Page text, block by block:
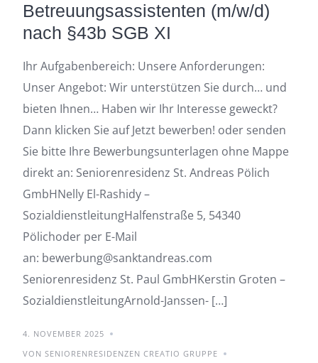
Betreuungsassistenten (m/w/d)
nach §43b SGB XI
Ihr Aufgabenbereich: Unsere Anforderungen:
Unser Angebot: Wir unterstützen Sie durch… und
bieten Ihnen… Haben wir Ihr Interesse geweckt?
Dann klicken Sie auf Jetzt bewerben! oder senden
Sie bitte Ihre Bewerbungsunterlagen ohne Mappe
direkt an: Seniorenresidenz St. Andreas Pölich
GmbHNelly El-Rashidy –
SozialdienstleitungHalfenstraße 5, 54340
Pölichoder per E-Mail
an: bewerbung@sanktandreas.com
Seniorenresidenz St. Paul GmbHKerstin Groten –
SozialdienstleitungArnold-Janssen- […]
4. NOVEMBER 2025
VON SENIORENRESIDENZEN CREATIO GRUPPE